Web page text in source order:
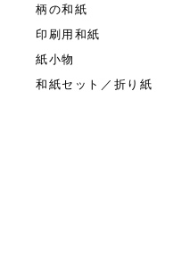
柄の和紙
印刷用和紙
紙小物
和紙セット／折り紙